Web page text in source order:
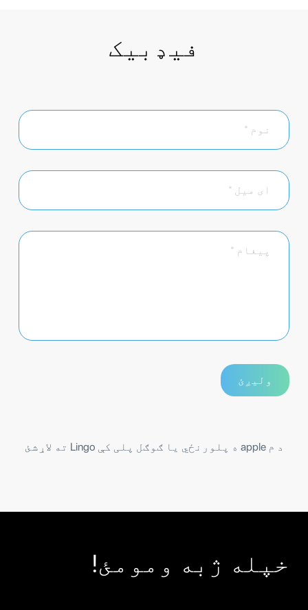
فیډبیک
د م apple ه پلورنځي یا ګوګل پلی کې Lingo ته لاړشئ
خپله ژبه ومومئ!